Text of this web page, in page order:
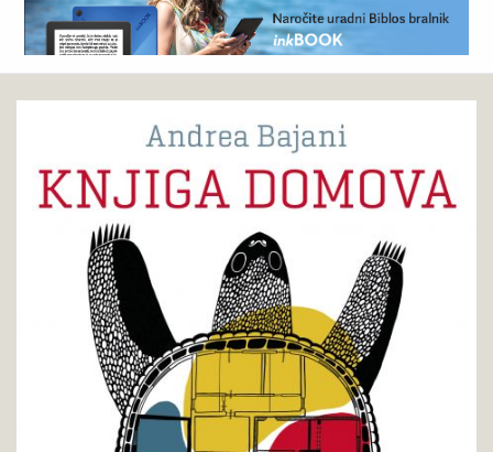
Andrea
Knjiga
domova
knjigo